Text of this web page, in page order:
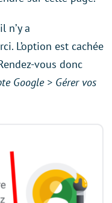
n’y a
L’option est cachée
vous donc
Google > Gérer vos